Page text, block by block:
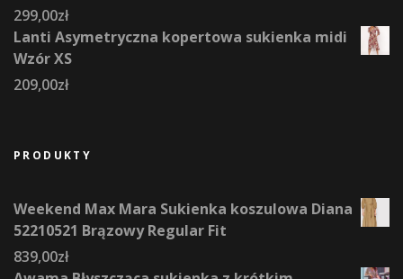
299,00zł
Lanti Asymetryczna kopertowa sukienka midi
Wzór XS
209,00zł
PRODUKTY
Weekend Max Mara Sukienka koszulowa Diana
52210521 Brązowy Regular Fit
839,00zł